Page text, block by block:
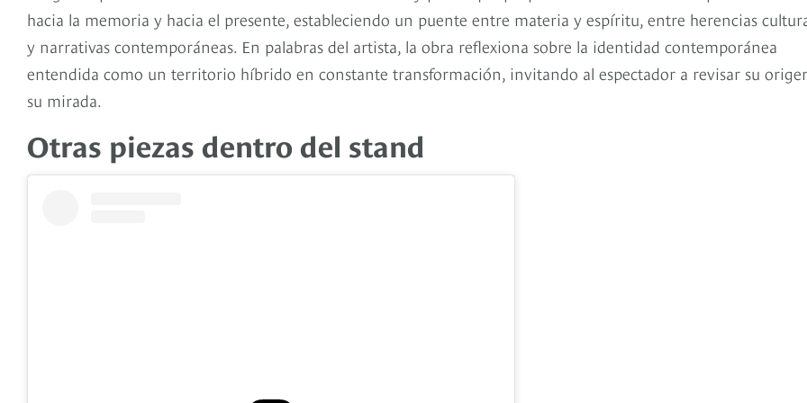
hacia la memoria y hacia el presente, estableciendo un puente entre materia y espíritu, entre herencias
y narrativas contemporáneas. En palabras del artista, la obra reflexiona sobre la identidad contemporánea
entendida como un territorio híbrido en constante transformación, invitando al espectador a revisar su
su mirada.
Otras piezas dentro del stand